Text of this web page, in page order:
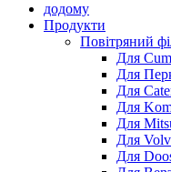
додому
Продукти
Повітряний
Для
Для
Для
Для
Для
Для
Для